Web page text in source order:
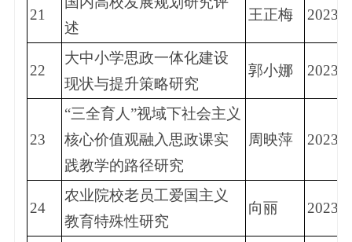
21
述
王正梅 2023.4
22
大中小学思政一体化建设
现状与提升策略研究
郭小娜
23
“三全育人”视域下社会主义
核心价值观融入思政课实
践教学的路径研究
周映萍
24
农业院校老员工爱国主义
教育特殊性研究
向丽 2023.3